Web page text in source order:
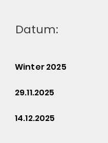
Datum:
Winter 2025
29.11.2025
14.12.2025